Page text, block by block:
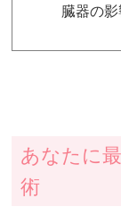
臓器の影
あなたに
術